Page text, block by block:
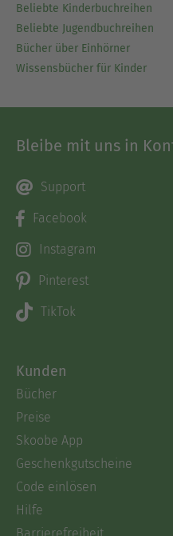
Beliebte Kinderbuchreihen
Beliebte Jugendbuchreihen
Bücher über Einhörner
Wissensbücher für Kinder
Bleibe mit uns in
Support
Facebook
Instagram
Pinterest
TikTok
Kunden
Bücher
Preise
Skoobe App
Geschenkgutscheine
Code einlösen
Hilfe